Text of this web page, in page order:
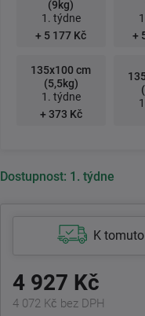
(9kg)
1. týdne
+ 5 177 Kč
+
135x100 cm
(5,5kg)
1. týdne
+ 373 Kč
Dostupnost: 1. týdne
K
4 927 Kč
4 072 Kč bez DPH